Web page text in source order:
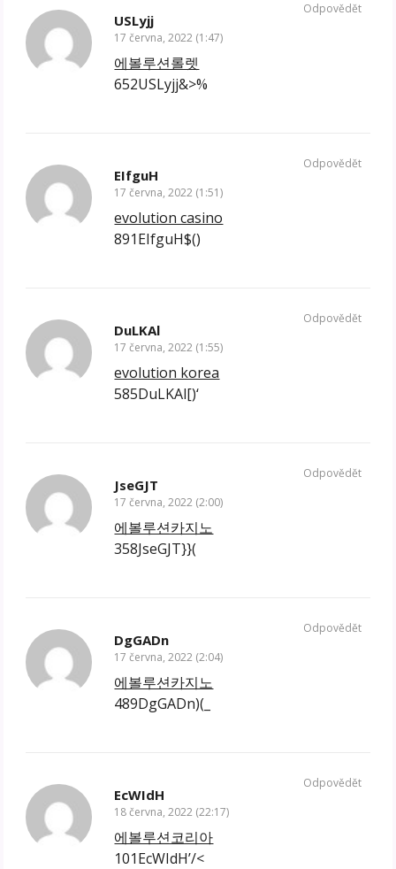
USLyjj
17 června, 2022 (1:47)
에볼루션롤렛
652USLyjj&>%
Odpovědět
EIfguH
17 června, 2022 (1:51)
evolution casino
891EIfguH$()
Odpovědět
DuLKAl
17 června, 2022 (1:55)
evolution korea
585DuLKAl[)‘
Odpovědět
JseGJT
17 června, 2022 (2:00)
에볼루션카지노
358JseGJT}}(
Odpovědět
DgGADn
17 června, 2022 (2:04)
에볼루션카지노
489DgGADn)(_
Odpovědět
EcWIdH
18 června, 2022 (22:17)
에볼루션코리아
101EcWIdH’/<
Odpovědět